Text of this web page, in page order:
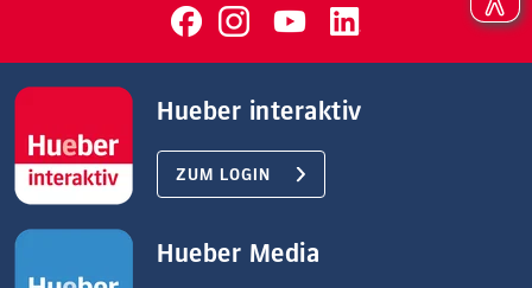
Hueber interaktiv
ZUM LOGIN
Hueber Media